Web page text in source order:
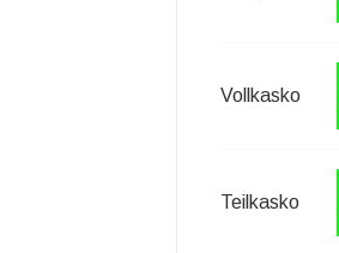
Vollkasko
Teilkasko